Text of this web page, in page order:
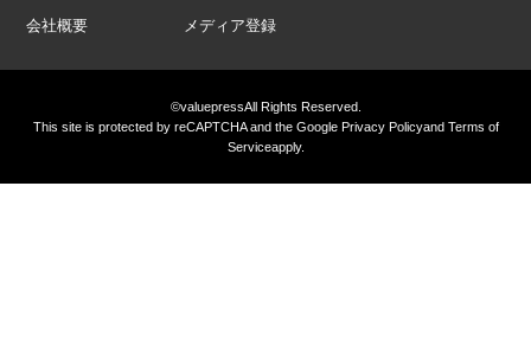
会社概要
メディア登録
©valuepressAll Rights Reserved.
This site is protected by reCAPTCHA and the GooglePrivacy PolicyandTerms of
Serviceapply.